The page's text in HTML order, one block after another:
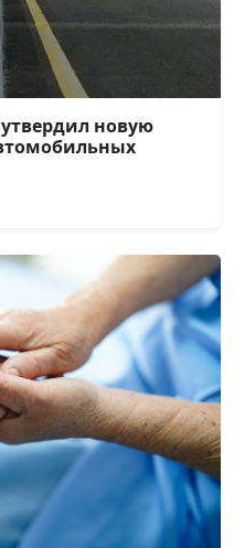
новую